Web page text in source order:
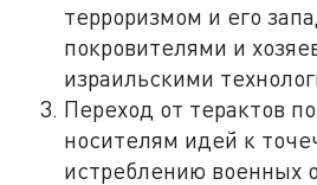
терроризмом и его
покровителями и
израильскими
Переход от терактов
носителям идей к
истреблению военных